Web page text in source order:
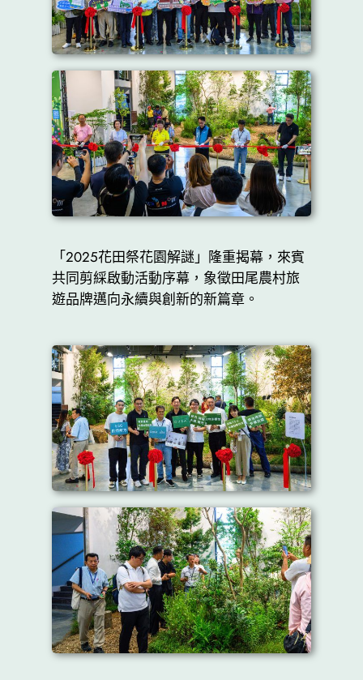
「2025花田祭花園解謎」隆重揭幕，來賓
共同剪綵啟動活動序幕，象徵田尾農村旅
遊品牌邁向永續與創新的新篇章。